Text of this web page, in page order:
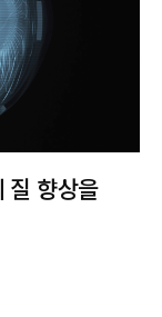
질 향상을